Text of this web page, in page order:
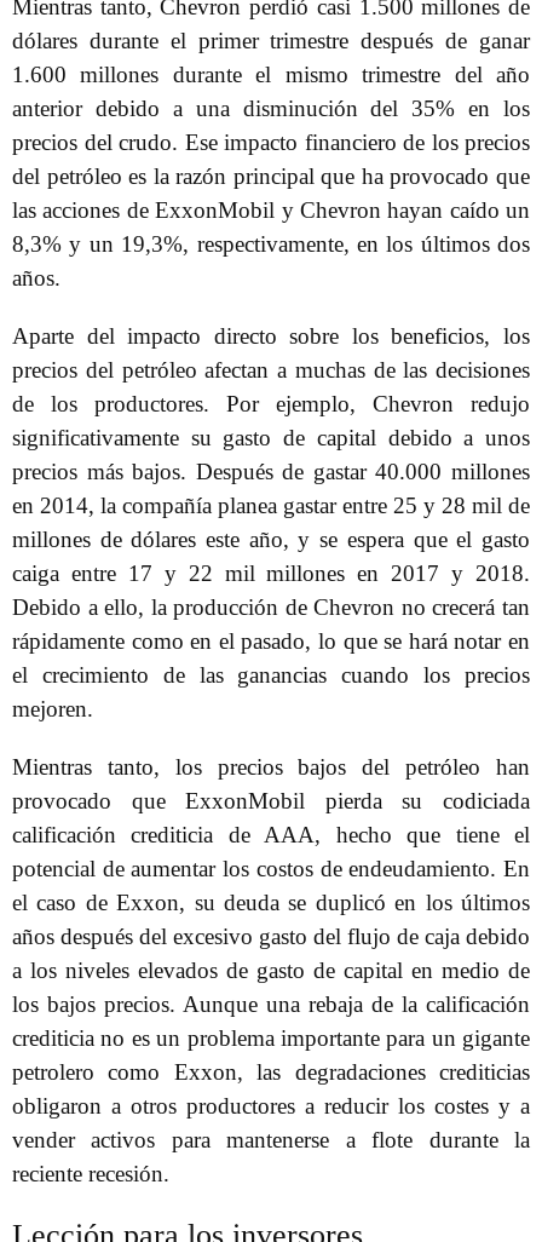
Mientras tanto, Chevron perdió casi 1.500 millones de
dólares durante el primer trimestre después de ganar
1.600 millones durante el mismo trimestre del año
anterior debido a una disminución del 35% en los
precios del crudo. Ese impacto financiero de los precios
del petróleo es la razón principal que ha provocado que
las acciones de ExxonMobil y Chevron hayan caído un
8,3% y un 19,3%, respectivamente, en los últimos dos
años.
Aparte del impacto directo sobre los beneficios, los
precios del petróleo afectan a muchas de las decisiones
de los productores. Por ejemplo, Chevron redujo
significativamente su gasto de capital debido a unos
precios más bajos. Después de gastar 40.000 millones
en 2014, la compañía planea gastar entre 25 y 28 mil de
millones de dólares este año, y se espera que el gasto
caiga entre 17 y 22 mil millones en 2017 y 2018.
Debido a ello, la producción de Chevron no crecerá tan
rápidamente como en el pasado, lo que se hará notar en
el crecimiento de las ganancias cuando los precios
mejoren.
Mientras tanto, los precios bajos del petróleo han
provocado que ExxonMobil pierda su codiciada
calificación crediticia de AAA, hecho que tiene el
potencial de aumentar los costos de endeudamiento. En
el caso de Exxon, su deuda se duplicó en los últimos
años después del excesivo gasto del flujo de caja debido
a los niveles elevados de gasto de capital en medio de
los bajos precios. Aunque una rebaja de la calificación
crediticia no es un problema importante para un gigante
petrolero como Exxon, las degradaciones crediticias
obligaron a otros productores a reducir los costes y a
vender activos para mantenerse a flote durante la
reciente recesión.